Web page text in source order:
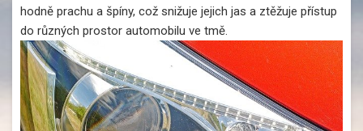
hodně prachu a špíny, což snižuje jejich jas a ztěžuje přístup
do různých prostor automobilu ve tmě.